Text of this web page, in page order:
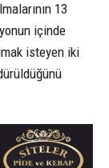
13
içinde
isteyen iki